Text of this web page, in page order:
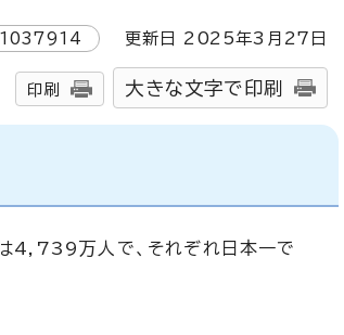
1037914 更新日 2025年3月 27 日
印刷 大きな文字で印刷
4,739万人で、それぞれ日本一で